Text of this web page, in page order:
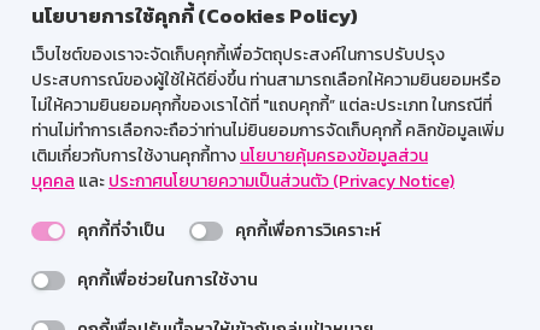
นโยบายการใช้คุกกี้ (Cookies Policy)
เว็บไซต์ของเราจะจัดเก็บคุกกี้เพื่อวัตถุประสงค์ในการปรับปรุง
ประสบการณ์ของผู้ใช้ให้ดียิ่งขึ้น ท่านสามารถเลือกให้ความยินยอมหรือ
ไม่ให้ความยินยอมคุกกี้ของเราได้ที่ "แถบคุกกี้” แต่ละประเภท ในกรณีที่
ท่านไม่ทำการเลือกจะถือว่าท่านไม่ยินยอมการจัดเก็บคุกกี้ คลิกข้อมูลเพิ่ม
เติมเกี่ยวกับการใช้งานคุกกี้ทางนโยบายคุ้มครองข้อมูลส่วน
บุคคล และประกาศนโยบายความเป็นส่วนตัว (Privacy Notice)
คุกกี้ที่จำเป็น
คุกกี้เพื่อการวิเคราะห์
คุกกี้เพื่อช่วยในการใช้งาน
GSB Society:
สำหรับพนักงาน
Web HR
GSB Wisdom
M-Search
เข้าสู่ระบบเน็ตเมล